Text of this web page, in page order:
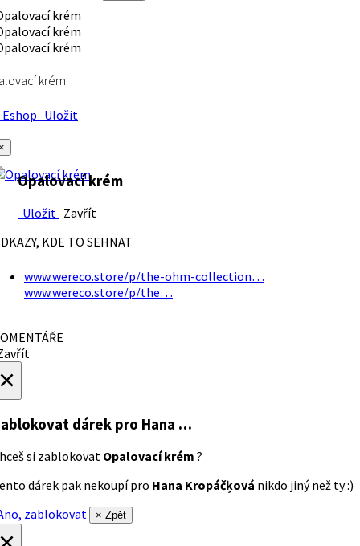
krém
Uložit
Opalovací krém
Uložit Zavřít
KDE TO SEHNAT
www.wereco.store/p/the-ohm-collection…
www.wereco.store/p/the…
dárek pro Hana …
si zablokovat Opalovací krém ?
dárek pak nekoupí pro Hana Kropáčķová nikdo jiný než ty :)
zablokovat
× Zpět